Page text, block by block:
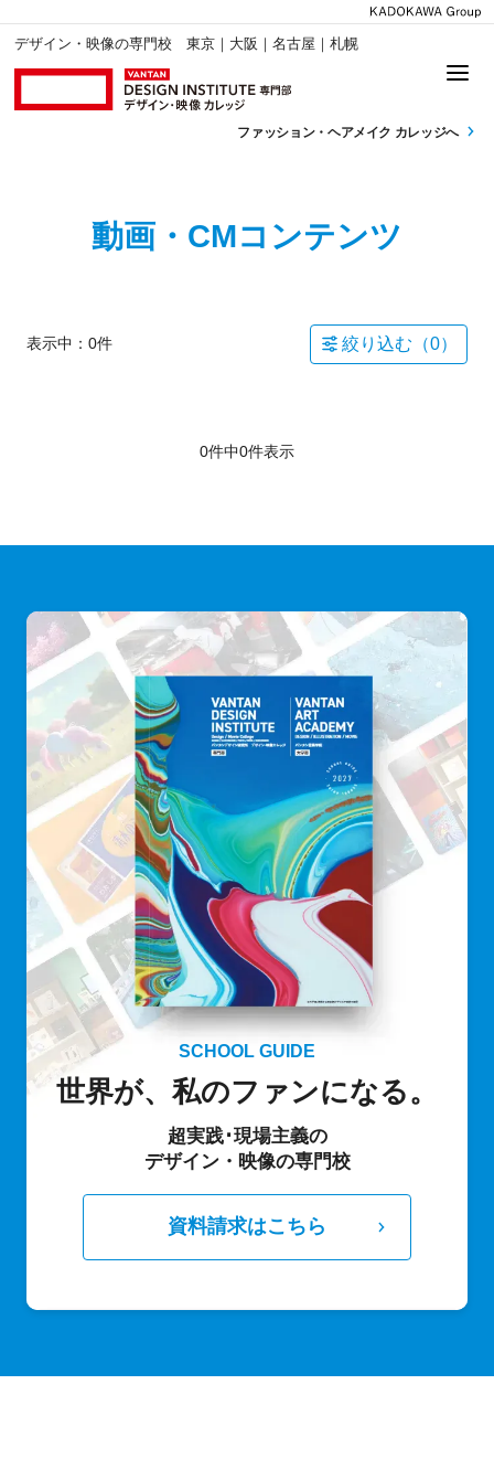
デザイン・映像の専門校 東京｜大阪｜名古屋｜札幌
ファッション・ ヘアメイク カレッジへ
動画・CMコンテンツ
表示中： 0件 絞り込む（0）
0件中0件表示
SCHOOL GUIDE
世界が、私のファンになる。
超実践･現場主義の
デザイン・映像の専門校
資料請求はこちら